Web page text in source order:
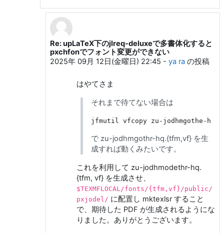
はやて (h20y6m) への返信
Re: upLaTeX下のjlreq-deluxeで多書体化すると
pxchfonでフォント変更ができない
2025年 09月 12日(金曜日) 22:45 - ya raの投稿
はやてさま
それまで待てない場合は
で zu-jodhmgothr-hq.{tfm,vf} を生
成すれば動くみたいです。
これを利用して zu-jodhmodethr-hq.
{tfm, vf} を生成させ、
$TEXMFLOCAL/fonts/{tfm,vf}/public/
pxjodel/ に配置し mktexlsr すること
で、期待した PDF が生成されるようにな
りました。ありがとうございます。